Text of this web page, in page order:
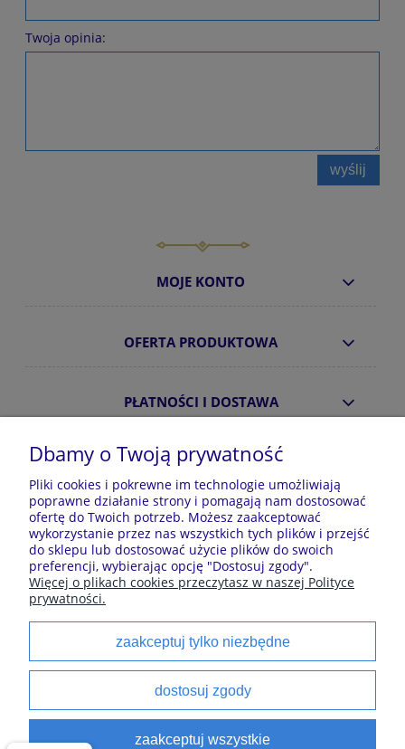
Twoja opinia:
wyślij
MOJE KONTO
OFERTA PRODUKTOWA
PŁATNOŚCI I DOSTAWA
INFORMACJE
O NAS
Sklep z piżamami Kraina Piżam | Plac Zwycięstwa 7, 28-
100 Busko-Zdrój | E-mail: krainapizam@gmail.com | Tel.
602 809 945 | NIP: 6551814701 | REGON: 528344498
Polecane kategorie
Piżamy męskie
Dbamy o Twoją prywatność
Pliki cookies i pokrewne im technologie umożliwiają
poprawne działanie strony i pomagają nam dostosować
ofertę do Twoich potrzeb. Możesz zaakceptować
wykorzystanie przez nas wszystkich tych plików i przejść
do sklepu lub dostosować użycie plików do swoich
preferencji, wybierając opcję "Dostosuj zgody".
Więcej o plikach cookies przeczytasz w naszej Polityce
prywatności.
zaakceptuj tylko niezbędne
dostosuj zgody
zaakceptuj wszystkie